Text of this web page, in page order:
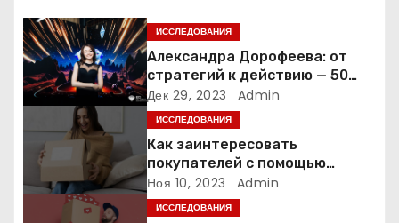
я
п
о
з
а
п
ИССЛЕДОВАНИЯ
Александра Дорофеева: от
стратегий к действию — 50
точек роста онлайн-школы
Дек 29, 2023 Admin
ИССЛЕДОВАНИЯ
Как заинтересовать
покупателей с помощью
неопределенности: 3 способа
Ноя 10, 2023 Admin
ИССЛЕДОВАНИЯ